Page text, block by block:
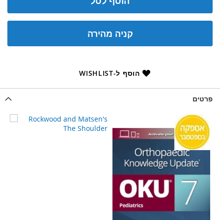
קניה מהירה
הוסף ל-WISHLIST
פרטים